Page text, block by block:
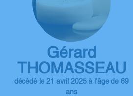
Gérard
THOMASSEAU
décédé le 21 avril 2025 à l'âge de 69
ans